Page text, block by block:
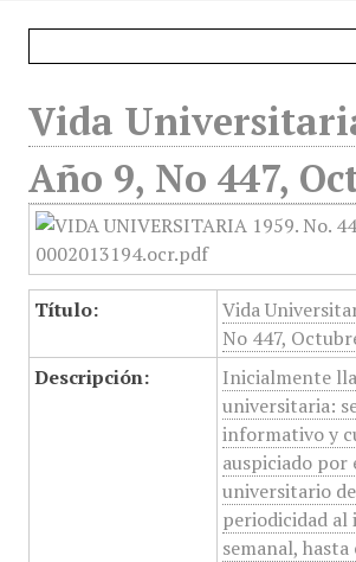
Vida
Año 9, No 447,
Título:
Vida
No 447,
Descripción:
Inicialmente
universitaria:
informativo y
auspiciado
universitario
periodicidad al
semanal,